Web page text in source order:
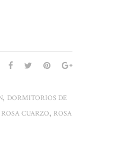
, DORMITORIOS DE
ROSA CUARZO, ROSA